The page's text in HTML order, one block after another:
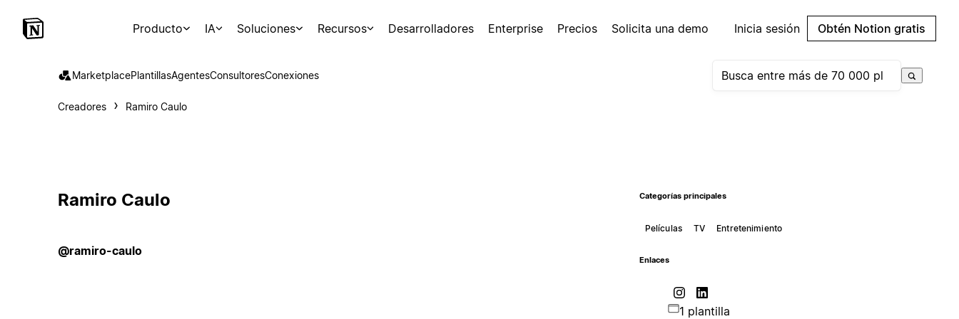
Producto IA Soluciones Recursos Desarrolladores Enterprise Precios Solicita una demo Inicia sesión Obtén Notion gratis
MarketplacePlantillasAgentesConsultoresConexiones
Creadores Ramiro Caulo
Ramiro Caulo
@ramiro-caulo
Categorías principales
Películas TV Entretenimiento
Enlaces
1 plantilla